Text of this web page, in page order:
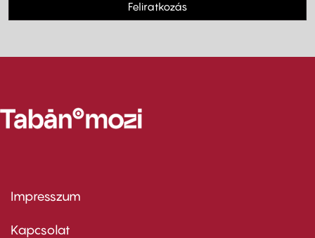
Feliratkozás
Footer
first
Impresszum
Kapcsolat